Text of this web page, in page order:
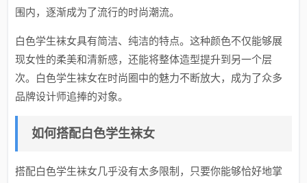
围内，逐渐成为了流行的时尚潮流。
白色学生袜女具有简洁、纯洁的特点。这种颜色不仅能够展
现女性的柔美和清新感，还能将整体造型提升到另一个层
次。白色学生袜女在时尚圈中的魅力不断放大，成为了众多
品牌设计师追捧的对象。
如何搭配白色学生袜女
搭配白色学生袜女几乎没有太多限制，只要你能够恰好地掌